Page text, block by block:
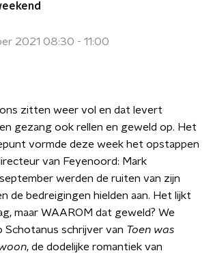
2021 08:30 - 11:00
zitten weer vol en dat levert
gezang ook rellen en geweld op. Het
vormde deze week het opstappen
van Feyenoord: Mark
werden de ruiten van zijn
de bedreigingen hielden aan. Het lijkt
maar WAAROM dat geweld? We
Schotanus schrijver van Toen was
, de dodelijke romantiek van